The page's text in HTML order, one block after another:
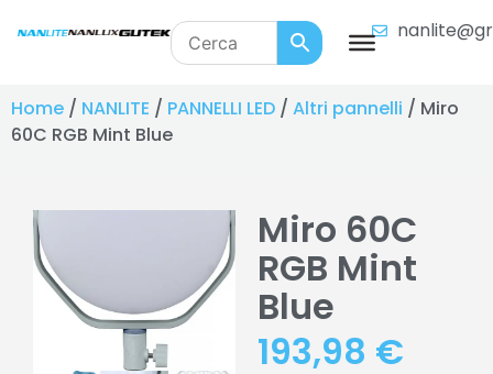
Home / NANLITE / PANNELLI LED / Altri pannelli / Miro
60C RGB Mint Blue
Miro 60C
RGB Mint
Blue
193,98 €